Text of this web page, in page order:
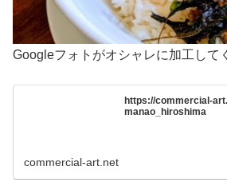
Googleフォトがオシャレに加工して
https://commercial-
manao_hiroshima
commercial-art.net